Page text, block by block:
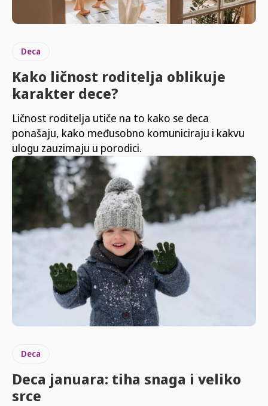
Deca
Kako ličnost roditelja oblikuje
karakter dece?
Ličnost roditelja utiče na to kako se deca
ponašaju, kako međusobno komuniciraju i kakvu
ulogu zauzimaju u porodici.
Deca
Deca januara: tiha snaga i veliko
srce